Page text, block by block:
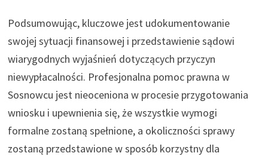
Podsumowując, kluczowe jest udokumentowanie
swojej sytuacji finansowej i przedstawienie sądowi
wiarygodnych wyjaśnień dotyczących przyczyn
niewypłacalności. Profesjonalna pomoc prawna w
Sosnowcu jest nieoceniona w procesie przygotowania
wniosku i upewnienia się, że wszystkie wymogi
formalne zostaną spełnione, a okoliczności sprawy
zostaną przedstawione w sposób korzystny dla